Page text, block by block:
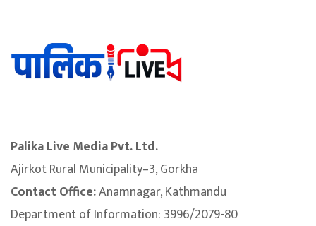
Palika Live Media Pvt. Ltd.
Ajirkot Rural Municipality–3, Gorkha
Contact Office:Anamnagar, Kathmandu
Department of Information: 3996/2079-80